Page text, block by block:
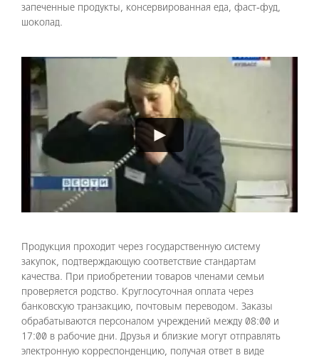
запеченные продукты, консервированная еда, фаст-фуд,
шоколад.
Video
Player
►
Продукция проходит через государственную систему
закупок, подтверждающую соответствие стандартам
качества. При приобретении товаров членами семьи
проверяется родство. Круглосуточная оплата через
банковскую транзакцию, почтовым переводом. Заказы
обрабатываются персоналом учреждений между 08:00 и
17:00 в рабочие дни. Друзья и близкие могут отправлять
электронную корреспонденцию, получая ответ в виде